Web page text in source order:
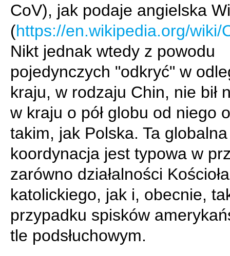
CoV), jak podaje angielska
(https://en.wikipedia.org/wiki/
Nikt jednak wtedy z powodu
pojedynczych "odkryć" w
kraju, w rodzaju Chin, nie bił
w kraju o pół globu od niego
takim, jak Polska. Ta globalna
koordynacja jest typowa w
zarówno działalności Kościoła
katolickiego, jak i, obecnie,
przypadku spisków
tle podsłuchowym.